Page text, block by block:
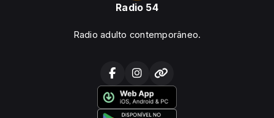
Radio 54
Radio adulto contemporâneo.